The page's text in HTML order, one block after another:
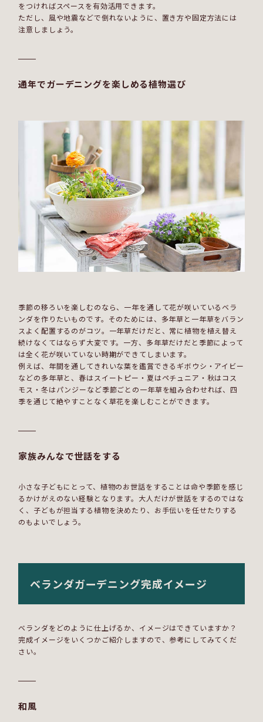
をつければスペースを有効活用できます。
ただし、風や地震などで倒れないように、置き方や固定方法には
注意しましょう。
通年でガーデニングを楽しめる植物選び
季節の移ろいを楽しむのなら、一年を通して花が咲いているベラ
ンダを作りたいものです。そのためには、多年草と一年草をバラン
スよく配置するのがコツ。一年草だけだと、常に植物を植え替え
続けなくてはならず大変です。一方、多年草だけだと季節によって
は全く花が咲いていない時期ができてしまいます。
例えば、年間を通してきれいな葉を鑑賞できるギボウシ・アイビー
などの多年草と、春はスイートピー・夏はペチュニア・秋はコス
モス・冬はパンジーなど季節ごとの一年草を組み合わせれば、四
季を通じて絶やすことなく草花を楽しむことができます。
家族みんなで世話をする
小さな子どもにとって、植物のお世話をすることは命や季節を感じ
るかけがえのない経験となります。大人だけが世話をするのではな
く、子どもが担当する植物を決めたり、お手伝いを任せたりする
のもよいでしょう。
ベランダガーデニング完成イメージ
ベランダをどのように仕上げるか、イメージはできていますか？
完成イメージをいくつかご紹介しますので、参考にしてみてくだ
さい。
和風